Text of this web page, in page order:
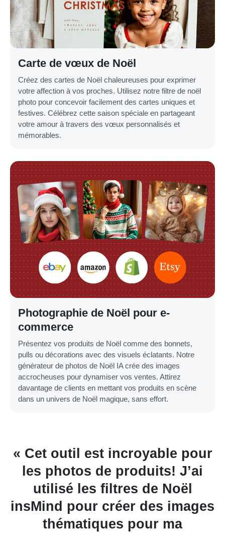
Carte de vœux de Noël
Créez des cartes de Noël chaleureuses pour exprimer
votre affection à vos proches. Utilisez notre filtre de noël
photo pour concevoir facilement des cartes uniques et
festives. Célébrez cette saison spéciale en partageant
votre amour à travers des vœux personnalisés et
mémorables.
Photographie de Noël pour e-
commerce
Présentez vos produits de Noël comme des bonnets,
pulls ou décorations avec des visuels éclatants. Notre
générateur de photos de Noël IA crée des images
accrocheuses pour dynamiser vos ventes. Attirez
davantage de clients en mettant vos produits en scène
dans un univers de Noël magique, sans effort.
« Cet outil est incroyable pour
les photos de produits! J’ai
utilisé les filtres de Noël
insMind pour créer des images
thématiques pour ma